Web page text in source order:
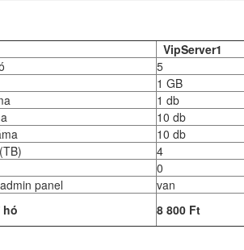
VipServer1
5
1 GB
1 db
10 db
10 db
4
0
panel
van
hó
8 800 Ft